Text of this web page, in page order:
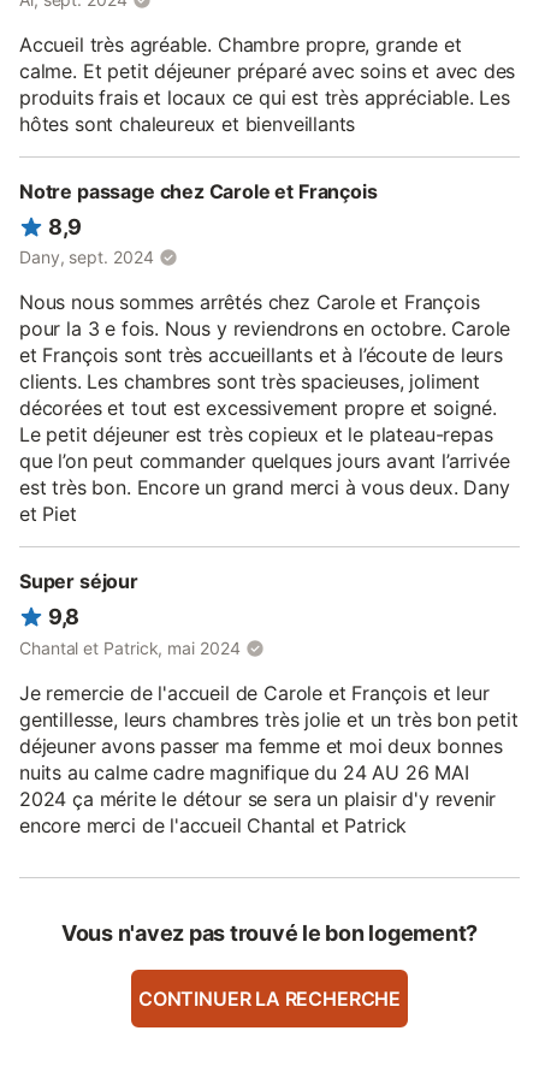
Accueil très agréable. Chambre propre, grande et
calme. Et petit déjeuner préparé avec soins et avec des
produits frais et locaux ce qui est très appréciable. Les
hôtes sont chaleureux et bienveillants
Notre passage chez Carole et François
8,9
Dany, sept. 2024
Nous nous sommes arrêtés chez Carole et François
pour la 3 e fois. Nous y reviendrons en octobre. Carole
et François sont très accueillants et à l’écoute de leurs
clients. Les chambres sont très spacieuses, joliment
décorées et tout est excessivement propre et soigné.
Le petit déjeuner est très copieux et le plateau-repas
que l’on peut commander quelques jours avant l’arrivée
est très bon. Encore un grand merci à vous deux. Dany
et Piet
Super séjour
9,8
Chantal et Patrick, mai 2024
Je remercie de l'accueil de Carole et François et leur
gentillesse, leurs chambres très jolie et un très bon petit
déjeuner avons passer ma femme et moi deux bonnes
nuits au calme cadre magnifique du 24 AU 26 MAI
2024 ça mérite le détour se sera un plaisir d'y revenir
encore merci de l'accueil Chantal et Patrick
Vous n'avez pas trouvé le bon logement?
CONTINUER LA RECHERCHE